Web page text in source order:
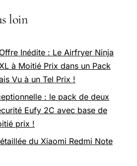
loin
Inédite : Le Airfryer Ninja
à Moitié Prix dans un Pack
Vu à un Tel Prix !
: le pack de deux
Eufy 2C avec base de
prix !
du Xiaomi Redmi Note